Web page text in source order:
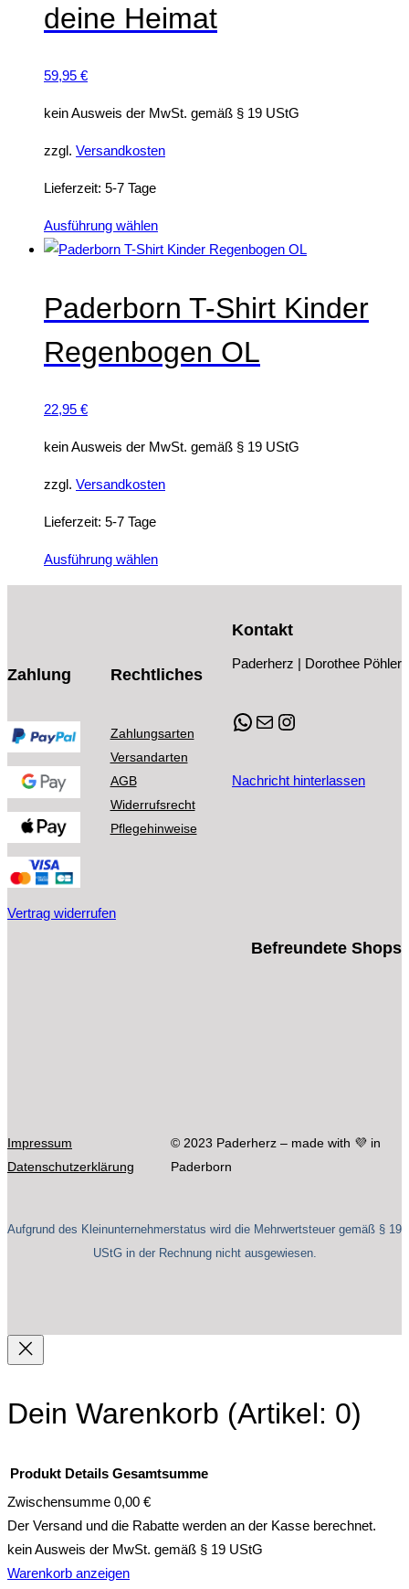
auf.
Die
auf
Produktseite
deine Heimat
59,95 €
kein Ausweis der MwSt. gemäß § 19 UStG
zzgl. Versandkosten
Lieferzeit: 5-7 Tage
Ausführung wählenDieses
Produkt
mehrere
Varianten
auf.
Die
auf
Produktseite
Paderborn T-Shirt Kinder
Regenbogen OL
22,95 €
kein Ausweis der MwSt. gemäß § 19 UStG
zzgl. Versandkosten
Lieferzeit: 5-7 Tage
Ausführung wählenDieses
Produkt
auf.
Zahlung Rechtliches
Zahlungsarten
Versandarten
AGB
Widerrufsrecht
Pflegehinweise
Kontakt
Paderherz | Dorothee Pöhler
WhatsApp
E-MailInstagram
Nachricht hinterlassen
Vertrag widerrufen
Befreundete Shops
Impressum
Datenschutzerklärung
© 2023 Paderherz – made with 💜 in
Paderborn
Aufgrund des Kleinunternehmerstatus wird die Mehrwertsteuer gemäß § 19
UStG in der Rechnung nicht ausgewiesen.
Dein Warenkorb (Artikel: 0)
Produkte
im
Produkt Details Gesamtsumme
Zwischensumme 0,00 €
Der Versand und die Rabatte werden an der Kasse berechnet.
kein Ausweis der MwSt. gemäß § 19 UStG
Warenkorb anzeigen